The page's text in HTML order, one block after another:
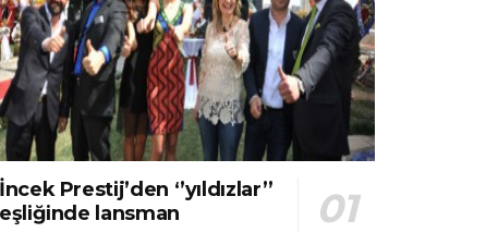
İncek Prestij’den ‘’yıldızlar’’
eşliğinde lansman